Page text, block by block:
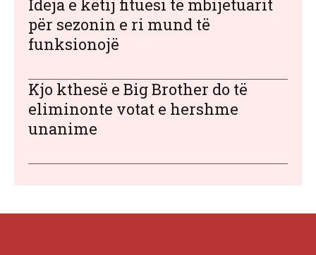
Ideja e këtij fituesi të mbijetuarit
për sezonin e ri mund të
funksionojë
Kjo kthesë e Big Brother do të
eliminonte votat e hershme
unanime